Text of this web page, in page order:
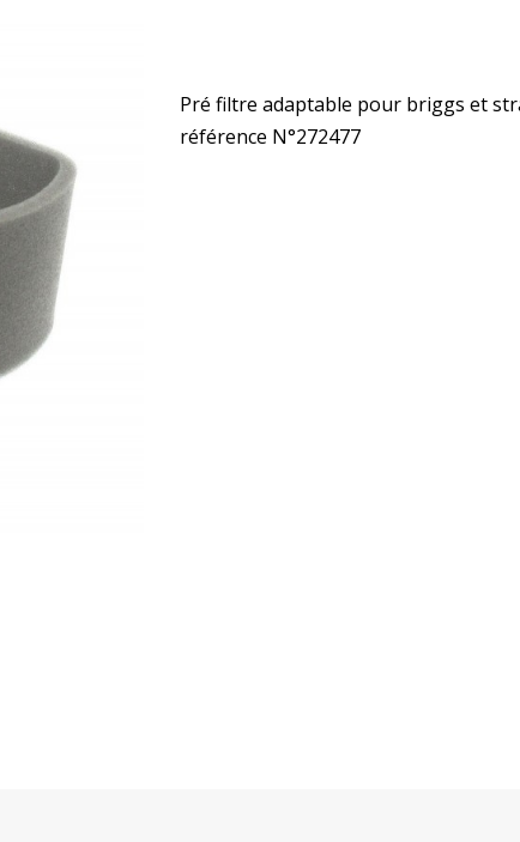
Pré filtre adaptable pour briggs et
référence N°272477